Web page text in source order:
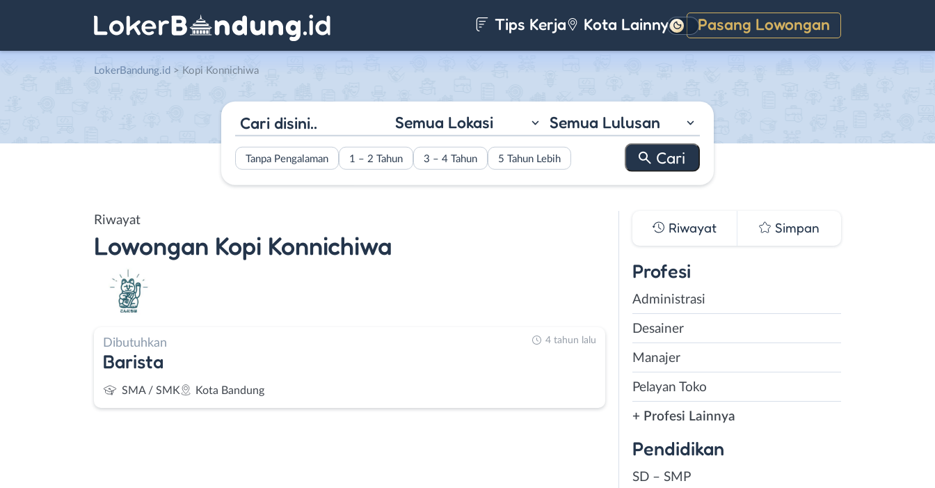
Tips Kerja Kota Lainnya Pasang Lowongan
Gelap
LokerBandung.id > Kopi Konnichiwa
Semua Lokasi Semua Lulusan
Tanpa Pengalaman 1 – 2 Tahun 3 – 4 Tahun 5 Tahun Lebih
Riwayat
Lowongan Kopi Konnichiwa
Dibutuhkan
Barista
SMA / SMK Kota Bandung
4 tahun lalu
Riwayat Simpan
Profesi
Administrasi
Desainer
Manajer
Pelayan Toko
+ Profesi Lainnya
Pendidikan
SD – SMP